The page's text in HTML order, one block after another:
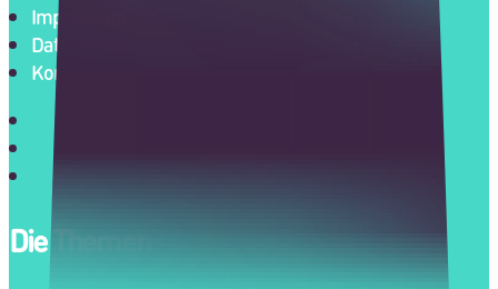
Impressum
Datenschutz
Kontakt
Impressum
Datenschutz
Kontakt
Die Themen